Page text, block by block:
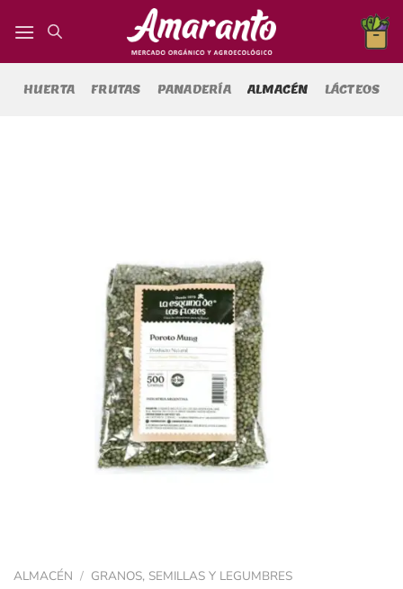
HUERTA FRUTAS PANADERÍA ALMACÉN LÁCTEOS
ALMACÉN / GRANOS, SEMILLAS Y LEGUMBRES